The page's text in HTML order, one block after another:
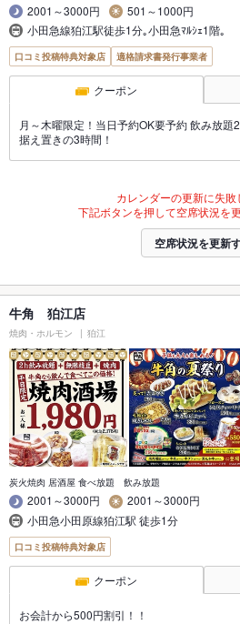
2001～3000円
501～1000円
小田急線狛江駅徒歩1分｡小田急ﾏﾙｼｪ1階｡
口コミ投稿特典対象店 適格請求書発行事業者
クーポン
月～木曜限定！当日予約OK要予約 飲み放
据え置きの3時間！
カレンダーの更新に失敗
下記ボタンを押して空席状況を
空席状況を更新
牛角 狛江店
焼肉・ホルモン 狛江
炭火焼肉 居酒屋 食べ放題 飲み放題
2001～3000円
2001～3000円
小田急小田原線狛江駅 徒歩1分
口コミ投稿特典対象店
クーポン
お会計から500円割引！！